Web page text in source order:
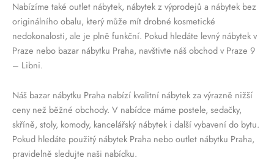
Nabízíme také outlet nábytek, nábytek z výprodejů a nábytek bez
originálního obalu, který může mít drobné kosmetické
nedokonalosti, ale je plně funkční. Pokud hledáte levný nábytek v
Praze nebo bazar nábytku Praha, navštivte náš obchod v Praze 9
– Libni.
Náš bazar nábytku Praha nabízí kvalitní nábytek za výrazně nižší
ceny než běžné obchody. V nabídce máme postele, sedačky,
skříně, stoly, komody, kancelářský nábytek i další vybavení do bytu.
Pokud hledáte použitý nábytek Praha nebo outlet nábytku Praha,
pravidelně sledujte naši nabídku.